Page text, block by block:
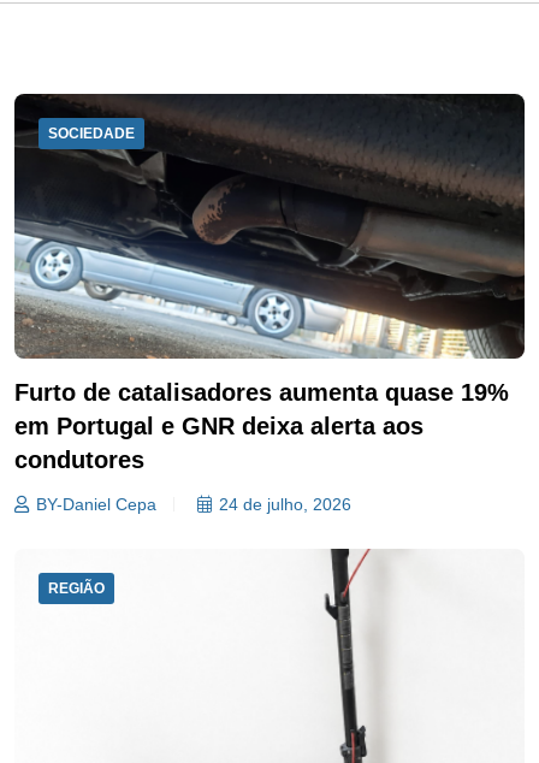
SOCIEDADE
Furto de catalisadores aumenta quase 19%
em Portugal e GNR deixa alerta aos
condutores
BY-Daniel Cepa 24 de julho, 2026
REGIÃO